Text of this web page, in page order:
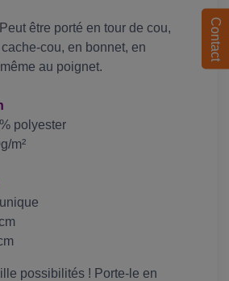
être porté en tour de cou,
cou, en bonnet, en
au poignet.
polyester
m²
possibilités ! Porte-le en
Contact